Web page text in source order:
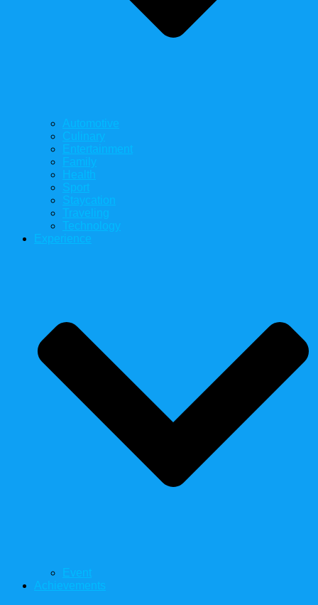
Automotive
Culinary
Entertainment
Family
Health
Sport
Staycation
Traveling
Technology
Experience
Event
Achievements